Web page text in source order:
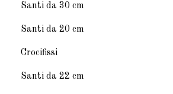
Santi da 30 cm
Santi da 20 cm
Crocifissi
Santi da 22 cm